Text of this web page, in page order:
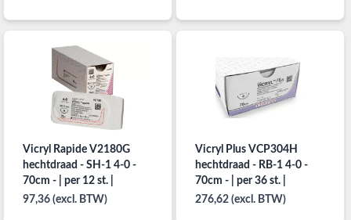
Vicryl Rapide V2180G
hechtdraad - SH-1 4-0 -
70cm - | per 12 st. |
97,36 (excl. BTW)
Vicryl Plus VCP304H
hechtdraad - RB-1 4-0 -
70cm - | per 36 st. |
276,62 (excl. BTW)